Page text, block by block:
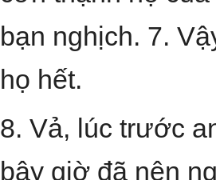
bạn nghịch. 7.
họ hết.
8. Vả, lúc trước
bây giờ đã nên